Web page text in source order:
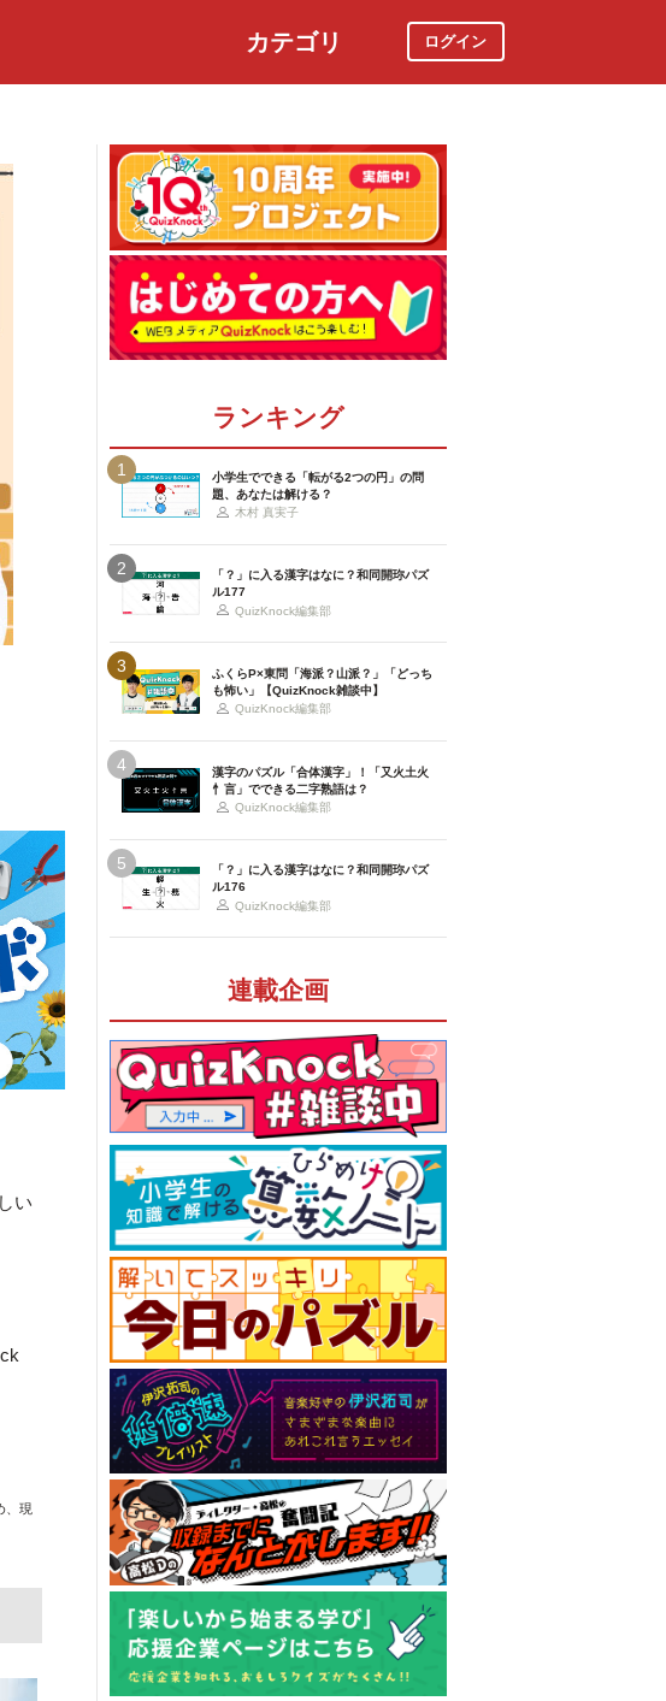
カテゴリ ログイン
い
、現
ランキング
1
小学生でできる「転がる2つの円」の問
題、あなたは解ける？
木村 真実子
2
「？」に入る漢字はなに？和同開珎パズ
ル177
QuizKnock編集部
3
ふくらP×東問「海派？山派？」「どっち
も怖い」【QuizKnock雑談中】
QuizKnock編集部
4
漢字のパズル「合体漢字」！「又火土火
忄言」でできる二字熟語は？
QuizKnock編集部
5
「？」に入る漢字はなに？和同開珎パズ
ル176
QuizKnock編集部
連載企画